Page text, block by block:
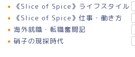
《Slice of Spice》ライフスタイル
《Slice of Spice》仕事・働き方
海外就職・転職奮闘記
硝子の現採時代